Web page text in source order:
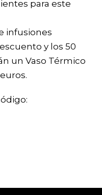
para este
infusiones
y los 50
un Vaso Térmico